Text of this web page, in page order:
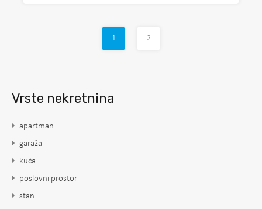
1 2
Vrste nekretnina
apartman
garaža
kuća
poslovni prostor
stan